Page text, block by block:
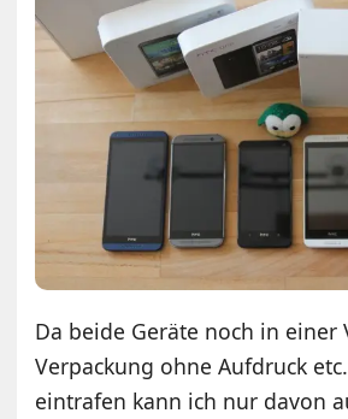
Da beide Geräte noch in einer
Verpackung ohne Aufdruck
eintrafen kann ich nur davon